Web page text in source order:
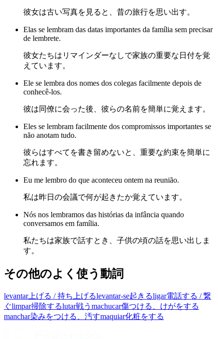
彼女は古い写真を見ると、昔の旅行を思い出す。
Elas se lembram das datas importantes da família sem precisar
de lembrete.
彼女たちはリマインダーなしで家族の重要な日付を覚
えています。
Ele se lembra dos nomes dos colegas facilmente depois de
conhecê-los.
彼は同僚に会った後、彼らの名前を簡単に覚えます。
Eles se lembram facilmente dos compromissos importantes se
não anotam tudo.
彼らはすべてを書き留めないと、重要な約束を簡単に
忘れます。
Eu me lembro do que aconteceu ontem na reunião.
私は昨日の会議で何が起きたか覚えています。
Nós nos lembramos das histórias da infância quando
conversamos em família.
私たちは家族で話すとき、子供の頃の話を思い出しま
す。
その他のよく使う動詞
levantar上げる / 持ち上げるlevantar-se起きるligar電話する / 繋
ぐlimpar掃除するlutar戦う machucar傷つける、けがをする
manchar染みをつける、汚すmaquiar化粧をする